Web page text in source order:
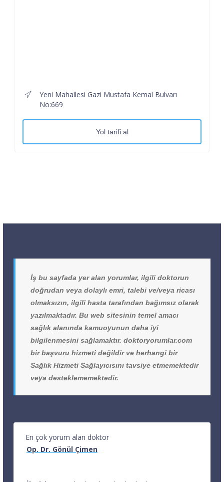
Yeni Mahallesi Gazi Mustafa Kemal Bulvarı
No:669
Yol tarifi al
İş bu sayfada yer alan yorumlar, ilgili doktorun
doğrudan veya dolaylı emri, talebi ve/veya ricası
olmaksızın, ilgili hasta tarafından bağımsız olarak
yazılmaktadır. Bu web sitesinin temel amacı
sağlık alanında kamuoyunun daha iyi
bilgilenmesini sağlamaktır. doktoryorumlar.com
bir başvuru hizmeti değildir ve herhangi bir
Sağlık Hizmeti Sağlayıcısını tavsiye etmemektedir
veya desteklememektedir.
En çok yorum alan doktor
Op. Dr. Gönül Çimen